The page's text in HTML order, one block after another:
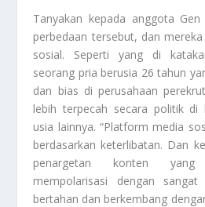
Tanyakan kepada anggota
perbedaan tersebut, dan
sosial. Seperti yang di
seorang pria berusia 26 tahun
dan bias di perusahaan
lebih terpecah secara politik di
usia lainnya. “Platform media
berdasarkan keterlibatan. Dan
penargetan konten
mempolarisasi dengan
bertahan dan berkembang